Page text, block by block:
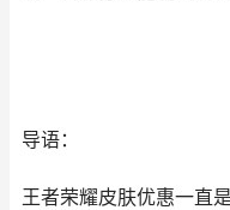
导语：
王者荣耀皮肤优惠一直